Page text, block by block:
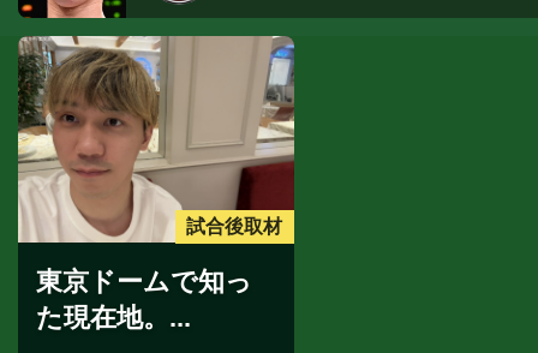
試合後取材
東京ドームで知っ
た現在地。...